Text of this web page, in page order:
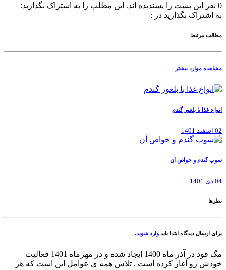
0 نفر این پست را پسندیده اند. این مطلب را به اشتراک بگذارید:
به اشتراک بگذارید در :
مطالب مرتبط
مشاهده موارد بیشتر
انواع غذا با بلغور گندم
02 اسفند 1401
سوپ گندم و خواص آن
04 دی 1401
نظرها
برای ارسال دیدگاه ابتدا باید وارد شوید.
مگ فود در آذر ماه 1400 ایجاد شده و در مهرماه 1401 فعالیت
خودش رو آغاز کرده است . تلاش همه ی عوامل این است که هر